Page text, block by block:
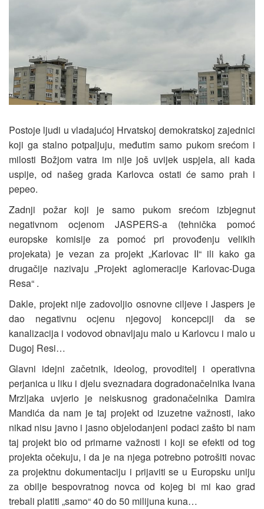
Postoje ljudi u vladajućoj Hrvatskoj demokratskoj zajednici
koji ga stalno potpaljuju, međutim samo pukom srećom i
milosti Božjom vatra im nije još uvijek uspjela, ali kada
uspije, od našeg grada Karlovca ostati će samo prah i
pepeo.
Zadnji požar koji je samo pukom srećom izbjegnut
negativnom ocjenom JASPERS-a (tehnička pomoć
europske komisije za pomoć pri provođenju velikih
projekata) je vezan za projekt „Karlovac II“ ili kako ga
drugačije nazivaju „Projekt aglomeracije Karlovac-Duga
Resa“ .
Dakle, projekt nije zadovoljio osnovne ciljeve i Jaspers je
dao negativnu ocjenu njegovoj koncepciji da se
kanalizacija i vodovod obnavljaju malo u Karlovcu i malo u
Dugoj Resi…
Glavni idejni začetnik, ideolog, provoditelj i operativna
perjanica u liku i djelu sveznadara dogradonačelnika Ivana
Mrzljaka uvjerio je neiskusnog gradonačelnika Damira
Mandića da nam je taj projekt od izuzetne važnosti, iako
nikad nisu javno i jasno objelodanjeni podaci zašto bi nam
taj projekt bio od primarne važnosti i koji se efekti od tog
projekta očekuju, i da je na njega potrebno potrošiti novac
za projektnu dokumentaciju i prijaviti se u Europsku uniju
za obilje bespovratnog novca od kojeg bi mi kao grad
trebali platiti „samo“ 40 do 50 milijuna kuna…